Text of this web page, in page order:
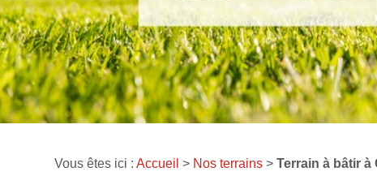
Vous êtes ici :Accueil > Nos terrains >Terrain à bâtir